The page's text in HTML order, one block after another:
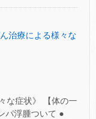
治療による様々な
な症状》 【体の一
パ浮腫ついて ●